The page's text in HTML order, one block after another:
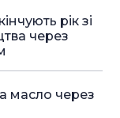
рік зі
через
масло через